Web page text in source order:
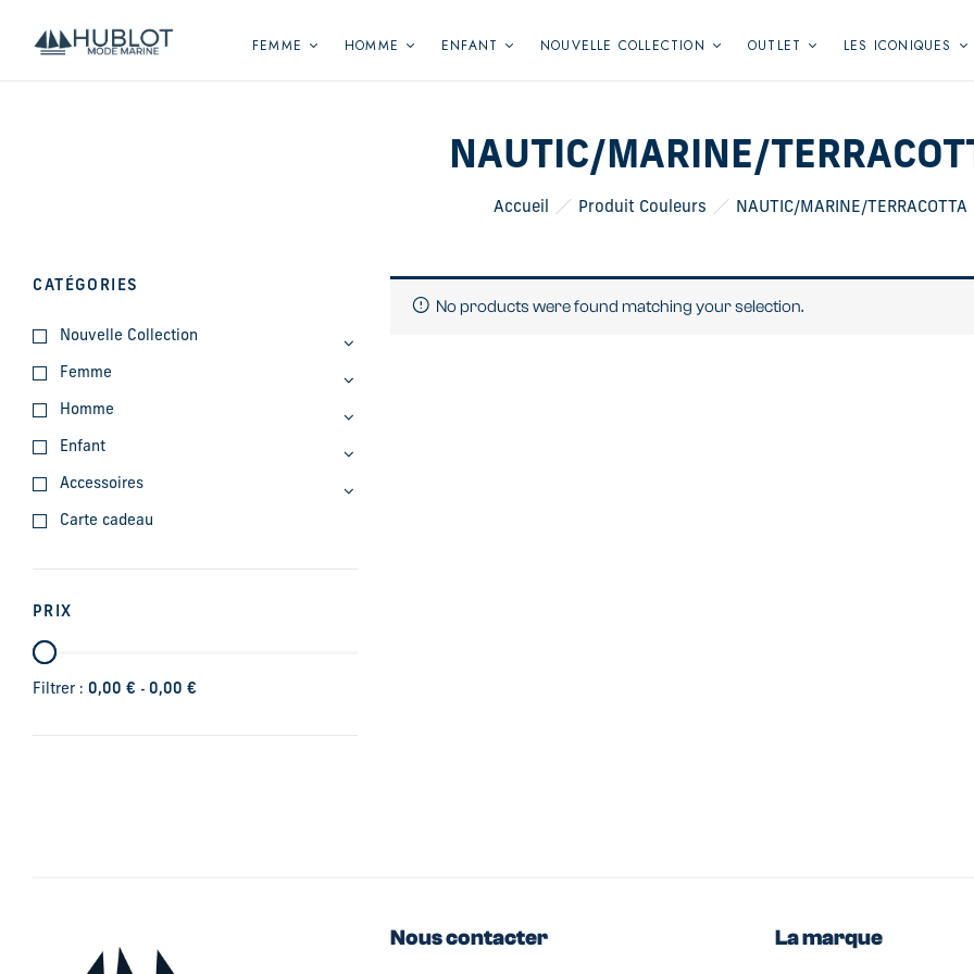
FEMME HOMME ENFANT NOUVELLE COLLECTION OUTLET LES ICONIQUES
NAUTIC/MARINE/
Accueil Produit Couleurs NAUTIC/MARINE/TERRACOTTA
CATÉGORIES
Nouvelle Collection
Femme
Homme
Enfant
Accessoires
Carte cadeau
PRIX
Filtrer : 0,00 € - 0,00 €
No products were found matching your selection.
Nous contacter La marque